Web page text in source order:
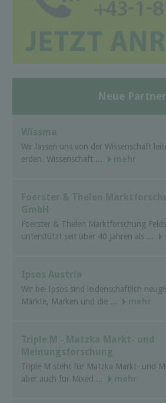
Neue Partner
Wissma
Wir lassen uns von der Wissenschaft
erden. Wissenschaft ...
mehr
Foerster & Thelen
GmbH
Foerster & Thelen Marktforschung
unterstützt seit über 40 Jahren als ...
Ipsos Austria
Wir bei Ipsos sind leidenschaftlich
Märkte, Marken und die ...
mehr
Triple M - Matzka Markt- und
Meinungsforschung
Triple M steht für Matzka Markt- und
aber auch für Mixed ...
mehr